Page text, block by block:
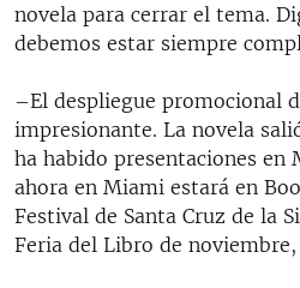
novela para cerrar el tema.
debemos estar siempre
–El despliegue promocional
impresionante. La novela
ha habido presentaciones en
ahora en Miami estará en
Festival de Santa Cruz de la
Feria del Libro de